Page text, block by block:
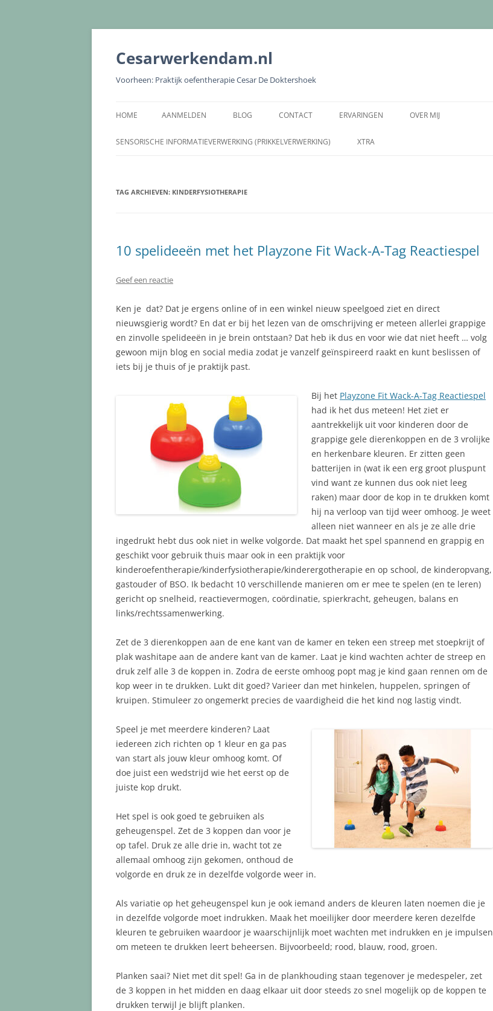
Cesarwerkendam.nl
Voorheen: Praktijk oefentherapie Cesar De Doktershoek
naar
HOME AANMELDEN BLOG CONTACT ERVARINGEN OVER MIJ
SENSORISCHE INFORMATIEVERWERKING (PRIKKELVERWERKING) XTRA
TAG ARCHIEVEN: KINDERFYSIOTHERAPIE
10 spelideeën met het Playzone Fit Wack-A-Tag Reactiespel
Geef een reactie
Ken je dat? Dat je ergens online of in een winkel nieuw speelgoed ziet en direct
nieuwsgierig wordt? En dat er bij het lezen van de omschrijving er meteen allerlei grappige
en zinvolle spelideeën in je brein ontstaan? Dat heb ik dus en voor wie dat niet heeft … volg
gewoon mijn blog en social media zodat je vanzelf geïnspireerd raakt en kunt beslissen of
iets bij je thuis of je praktijk past.
Bij het Playzone Fit Wack-A-Tag Reactiespel
had ik het dus meteen! Het ziet er
aantrekkelijk uit voor kinderen door de
grappige gele dierenkoppen en de 3 vrolijke
en herkenbare kleuren. Er zitten geen
batterijen in (wat ik een erg groot pluspunt
vind want ze kunnen dus ook niet leeg
raken) maar door de kop in te drukken komt
hij na verloop van tijd weer omhoog. Je weet
alleen niet wanneer en als je ze alle drie
ingedrukt hebt dus ook niet in welke volgorde. Dat maakt het spel spannend en grappig en
geschikt voor gebruik thuis maar ook in een praktijk voor
kinderoefentherapie/kinderfysiotherapie/kinderergotherapie en op school, de kinderopvang,
gastouder of BSO. Ik bedacht 10 verschillende manieren om er mee te spelen (en te leren)
gericht op snelheid, reactievermogen, coördinatie, spierkracht, geheugen, balans en
links/rechtssamenwerking.
Zet de 3 dierenkoppen aan de ene kant van de kamer en teken een streep met stoepkrijt of
plak washitape aan de andere kant van de kamer. Laat je kind wachten achter de streep en
druk zelf alle 3 de koppen in. Zodra de eerste omhoog popt mag je kind gaan rennen om de
kop weer in te drukken. Lukt dit goed? Varieer dan met hinkelen, huppelen, springen of
kruipen. Stimuleer zo ongemerkt precies de vaardigheid die het kind nog lastig vindt.
Speel je met meerdere kinderen? Laat
iedereen zich richten op 1 kleur en ga pas
van start als jouw kleur omhoog komt. Of
doe juist een wedstrijd wie het eerst op de
juiste kop drukt.
Het spel is ook goed te gebruiken als
geheugenspel. Zet de 3 koppen dan voor je
op tafel. Druk ze alle drie in, wacht tot ze
allemaal omhoog zijn gekomen, onthoud de
volgorde en druk ze in dezelfde volgorde weer in.
Als variatie op het geheugenspel kun je ook iemand anders de kleuren laten noemen die je
in dezelfde volgorde moet indrukken. Maak het moeilijker door meerdere keren dezelfde
kleuren te gebruiken waardoor je waarschijnlijk moet wachten met indrukken en je impulsen
om meteen te drukken leert beheersen. Bijvoorbeeld; rood, blauw, rood, groen.
Planken saai? Niet met dit spel! Ga in de plankhouding staan tegenover je medespeler, zet
de 3 koppen in het midden en daag elkaar uit door steeds zo snel mogelijk op de koppen te
drukken terwijl je blijft planken.